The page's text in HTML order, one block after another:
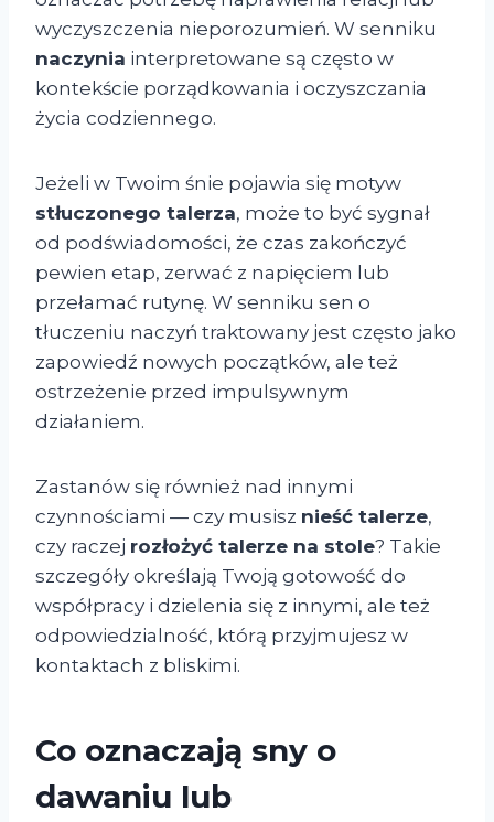
wyczyszczenia nieporozumień. W senniku
naczynia interpretowane są często w
kontekście porządkowania i oczyszczania
życia codziennego.
Jeżeli w Twoim śnie pojawia się motyw
stłuczonego talerza, może to być sygnał
od podświadomości, że czas zakończyć
pewien etap, zerwać z napięciem lub
przełamać rutynę. W senniku sen o
tłuczeniu naczyń traktowany jest często jako
zapowiedź nowych początków, ale też
ostrzeżenie przed impulsywnym
działaniem.
Zastanów się również nad innymi
czynnościami — czy musisz nieść talerze,
czy raczej rozłożyć talerze na stole? Takie
szczegóły określają Twoją gotowość do
współpracy i dzielenia się z innymi, ale też
odpowiedzialność, którą przyjmujesz w
kontaktach z bliskimi.
Co oznaczają sny o
dawaniu lub